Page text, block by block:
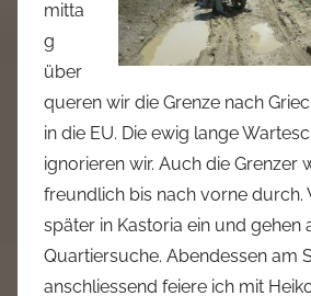
mitta
g
über
queren wir die Grenze nach
in die EU. Die ewig lange
ignorieren wir. Auch die Grenzer
freundlich bis nach vorne durch.
später in Kastoria ein und gehen
Quartiersuche. Abendessen am
anschliessend feiere ich mit